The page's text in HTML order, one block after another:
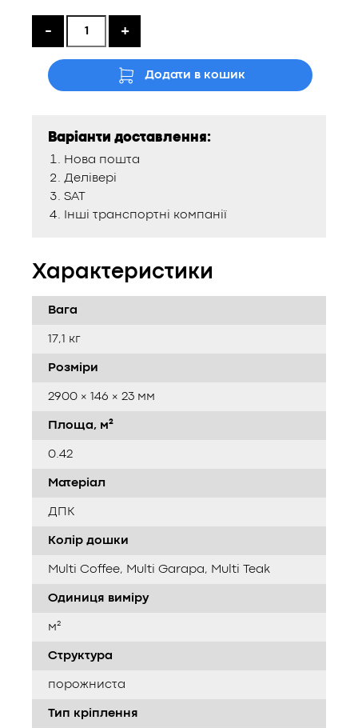
- +
Додати в кошик
Варіанти доставлення:
Нова пошта
Делівері
SAT
Інші транспортні компанії
Характеристики
Вага
17,1 кг
Розміри
2900 × 146 × 23 мм
Площа, м²
0.42
Матеріал
ДПК
Колір дошки
Multi Coffee, Multi Garapa, Multi Teak
Одиниця виміру
м²
Структура
порожниста
Тип кріплення